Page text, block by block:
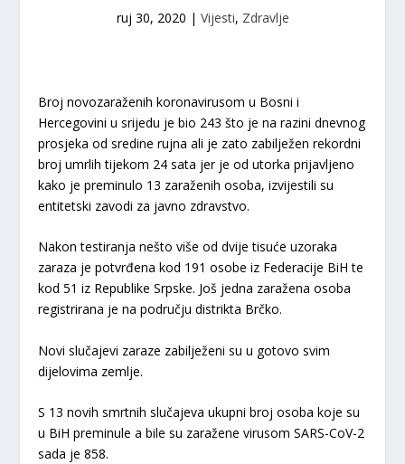
ruj 30, 2020 | Vijesti, Zdravlje
Broj novozaraženih koronavirusom u Bosni i
Hercegovini u srijedu je bio 243 što je na razini dnevnog
prosjeka od sredine rujna ali je zato zabilježen rekordni
broj umrlih tijekom 24 sata jer je od utorka prijavljeno
kako je preminulo 13 zaraženih osoba, izvijestili su
entitetski zavodi za javno zdravstvo.
Nakon testiranja nešto više od dvije tisuće uzoraka
zaraza je potvrđena kod 191 osobe iz Federacije BiH te
kod 51 iz Republike Srpske. Još jedna zaražena osoba
registrirana je na području distrikta Brčko.
Novi slučajevi zaraze zabilježeni su u gotovo svim
dijelovima zemlje.
S 13 novih smrtnih slučajeva ukupni broj osoba koje su
u BiH preminule a bile su zaražene virusom SARS-CoV-2
sada je 858.